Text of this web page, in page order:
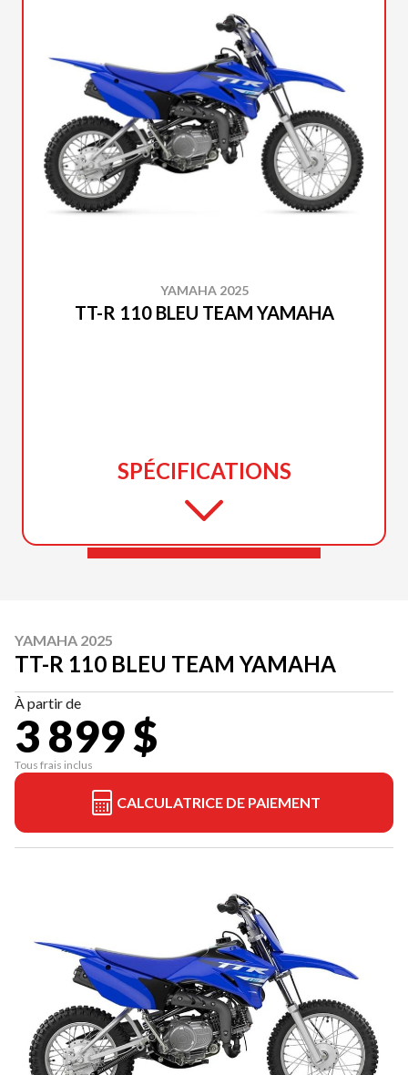
YAMAHA 2025
TT-R 110 BLEU TEAM YAMAHA
SPÉCIFICATIONS
YAMAHA 2025
TT-R 110 BLEU TEAM YAMAHA
À partir de
3 899 $
Tous frais inclus
CALCULATRICE DE PAIEMENT